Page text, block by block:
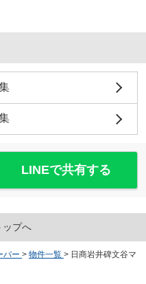
LINEで共有する
ップへ
バー > 物件一覧 > 日商岩井碑文谷マ